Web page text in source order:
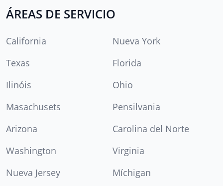
ÁREAS DE SERVICIO
California
Nueva York
Texas
Florida
Ilinóis
Ohio
Masachusets
Pensilvania
Arizona
Carolina del Norte
Washington
Virginia
Nueva Jersey
Míchigan